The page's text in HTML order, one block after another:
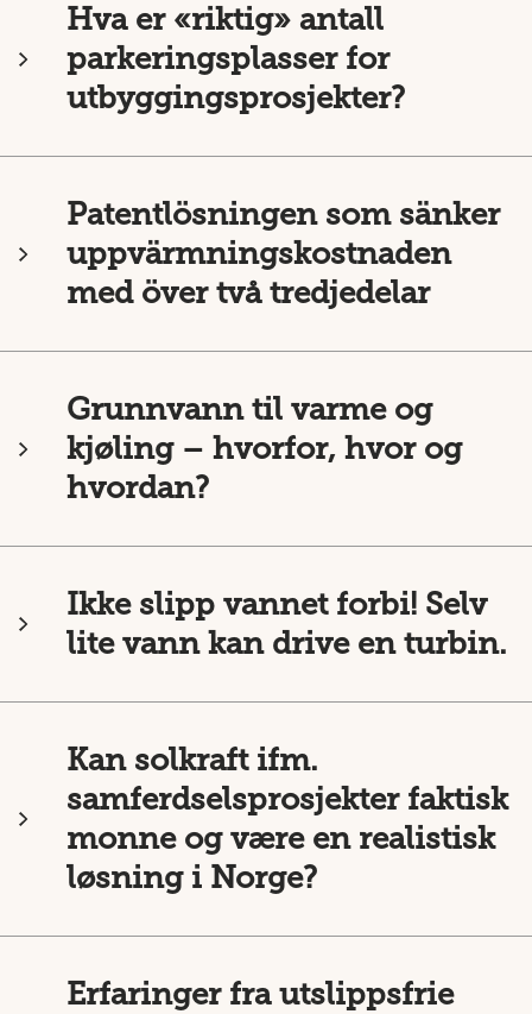
Hva er «riktig» antall
parkeringsplasser for
utbyggingsprosjekter?
Patentlösningen som sänker
uppvärmningskostnaden
med över två tredjedelar
Grunnvann til varme og
kjøling – hvorfor, hvor og
hvordan?
Ikke slipp vannet forbi! Selv
lite vann kan drive en turbin.
Kan solkraft ifm.
samferdselsprosjekter faktisk
monne og være en realistisk
løsning i Norge?
Erfaringer fra utslippsfrie